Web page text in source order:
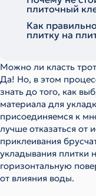
плиточный
Как
плитку на
Можно ли класть
Да! Но, в этом
знать до того, как
материала для
присоединяемся к
лучше отказаться от
приклеивания
укладывания плитки
горизонтальную
от влияния воды.